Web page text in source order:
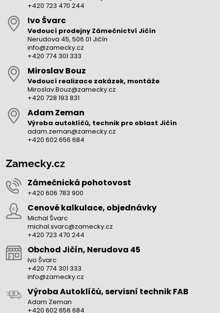
+420 723 470 244
Ivo Švarc
Vedoucí prodejny Zámečnictví Jičín
Nerudova 45, 506 01 Jičín
info@zamecky.cz
+420 774 301 333
Miroslav Bouz
Vedoucí realizace zakázek, montáže
Miroslav.Bouz@zamecky.cz
+420 728 193 831
Adam Zeman
Výroba autoklíčů, technik pro oblast Jičín
adam.zeman@zamecky.cz
+420 602 656 684
Zamecky.cz
Zámečnická pohotovost
+420 606 783 900
Cenové kalkulace, objednávky
Michal Švarc
michal.svarc@zamecky.cz
+420 723 470 244
Obchod Jičín, Nerudova 45
Ivo Švarc
+420 774 301 333
info@zamecky.cz
Výroba Autoklíčů, servisní technik FAB
Adam Zeman
+420 602 656 684